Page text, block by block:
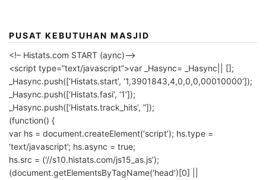
PUSAT KEBUTUHAN MASJID
<!– Histats.com START (aync)–>
<script type=”text/javascript”>var _Hasync= _Hasync|| [];
_Hasync.push([‘Histats.start’, ‘1,3901843,4,0,0,0,00010000’]);
_Hasync.push([‘Histats.fasi’, ‘1’]);
_Hasync.push([‘Histats.track_hits’, ”]);
(function() {
var hs = document.createElement(‘script’); hs.type =
‘text/javascript’; hs.async = true;
hs.src = (‘//s10.histats.com/js15_as.js’);
(document.getElementsByTagName(‘head’)[0] ||